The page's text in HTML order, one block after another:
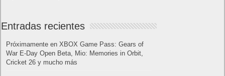
Entradas recientes
Próximamente en XBOX Game Pass: Gears of
War E-Day Open Beta, Mio: Memories in Orbit,
Cricket 26 y mucho más